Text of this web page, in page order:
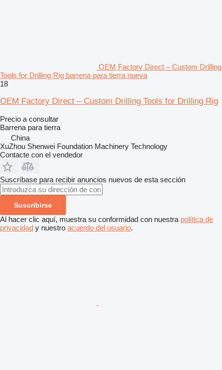
OEM Factory Direct – Custom Drilling
Tools for Drilling Rig barrena para tierra nueva
18
OEM Factory Direct – Custom Drilling Tools for Drilling Rig
Precio a consultar
Barrena para tierra
China
XuZhou Shenwei Foundation Machinery Technology
Contacte con el vendedor
Suscríbase para recibir anuncios nuevos de esta sección
Suscribirse
Al hacer clic aquí, muestra su conformidad con nuestra política de
privacidad y nuestro acuerdo del usuario.